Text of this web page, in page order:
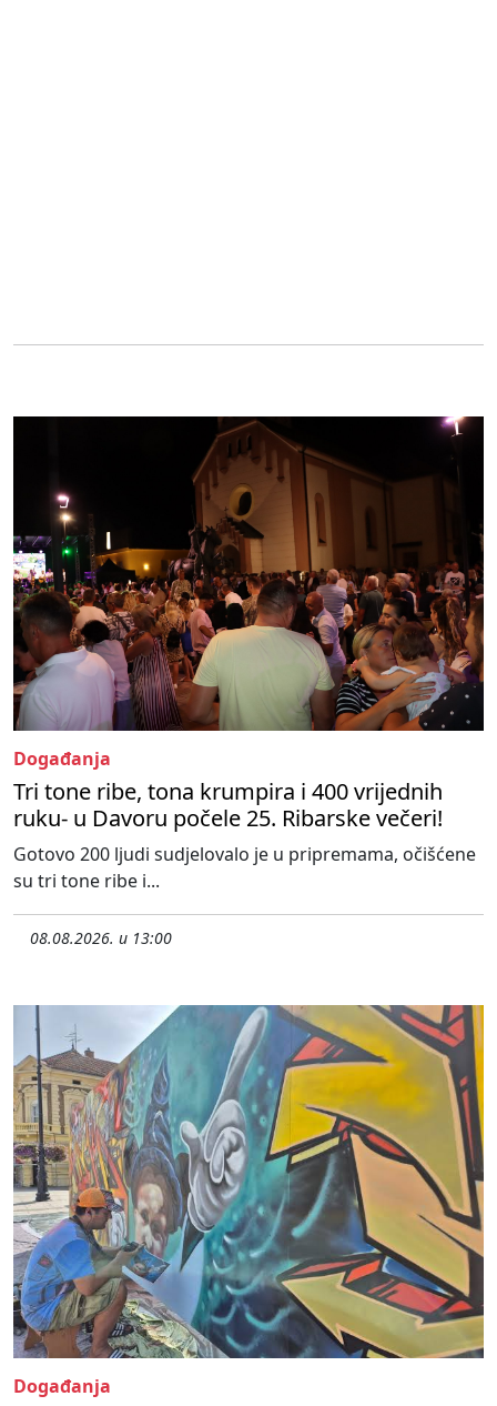
Događanja
Tri tone ribe, tona krumpira i 400 vrijednih
ruku- u Davoru počele 25. Ribarske večeri!
Gotovo 200 ljudi sudjelovalo je u pripremama, očišćene
su tri tone ribe i...
08.08.2026. u 13:00
Događanja